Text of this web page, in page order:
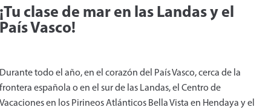
Español
¡Tu clase de mar en las Landas y el
País Vasco!
Durante todo el año, en el corazón del País Vasco, cerca de la
frontera española o en el sur de las Landas, el Centro de
Vacaciones en los Pirineos Atlánticos Bella Vista en Hendaya y el